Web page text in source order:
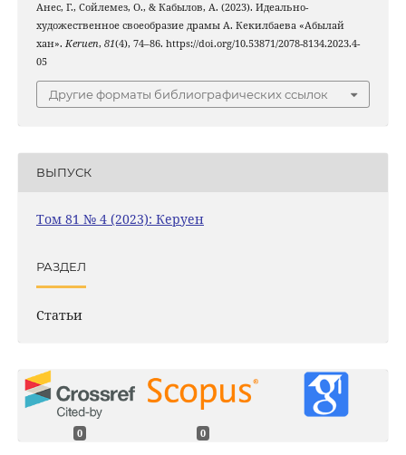
Анес, Г., Сойлемез, О., & Кабылов, А. (2023). Идеально-
художественное своеобразие драмы А. Кекилбаева «Абылай
хан». Keruen, 81(4), 74–86. https://doi.org/10.53871/2078-8134.2023.4-
05
Другие форматы библиографических ссылок
ВЫПУСК
Том 81 № 4 (2023): Керуен
РАЗДЕЛ
Статьи
0 0